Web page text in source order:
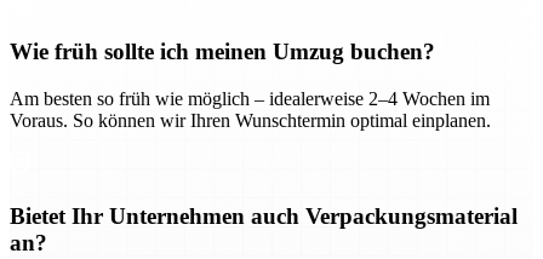
Wie früh sollte ich meinen Umzug buchen?
Am besten so früh wie möglich – idealerweise 2–4 Wochen im
Voraus. So können wir Ihren Wunschtermin optimal einplanen.
Bietet Ihr Unternehmen auch Verpackungsmaterial
an?